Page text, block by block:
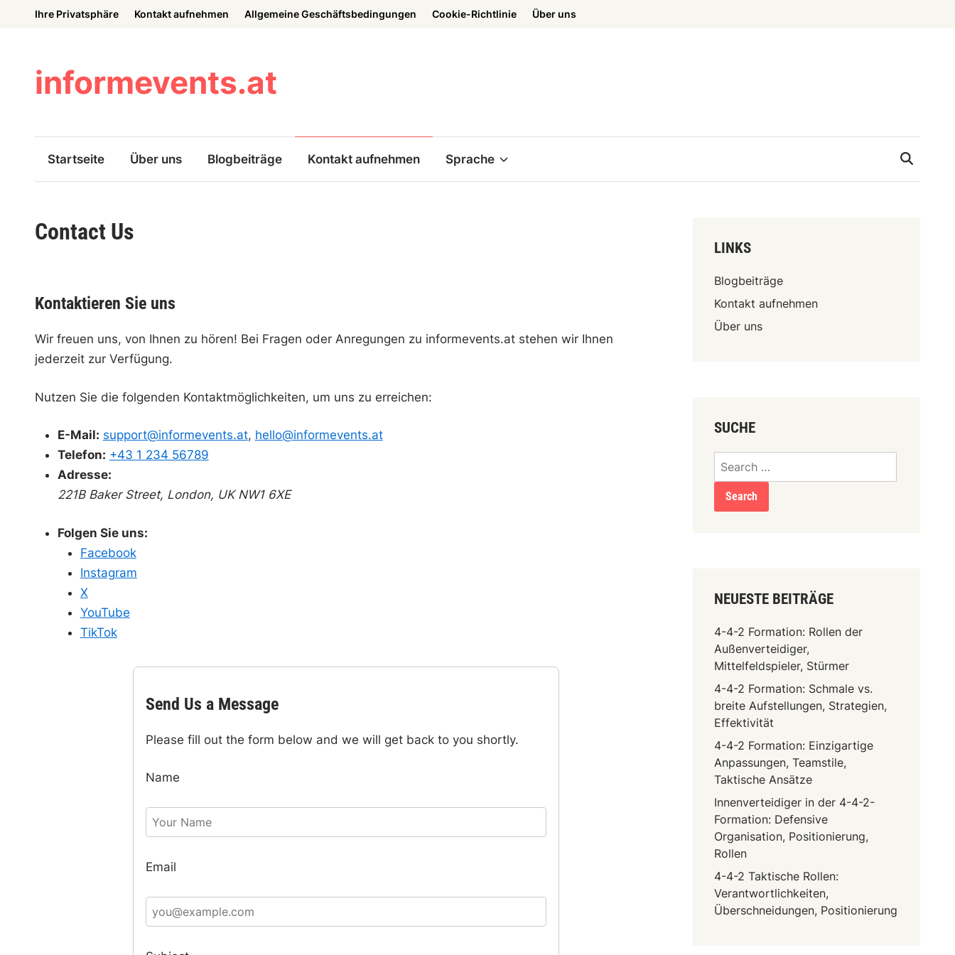
Ihre Privatsphäre Kontakt aufnehmen Allgemeine Geschäftsbedingungen Cookie-Richtlinie Über uns
informevents.at
Startseite Über uns Blogbeiträge Kontakt aufnehmen Sprache
Contact Us
Kontaktieren Sie uns
Wir freuen uns, von Ihnen zu hören! Bei Fragen oder Anregungen zu informevents.at stehen wir Ihnen
jederzeit zur Verfügung.
Nutzen Sie die folgenden Kontaktmöglichkeiten, um uns zu erreichen:
E-Mail: support@informevents.at, hello@informevents.at
Telefon: +43 1 234 56789
Adresse:
221B Baker Street, London, UK NW1 6XE
Folgen Sie uns:
Facebook
Instagram
X
YouTube
TikTok
Send Us a Message
Please fill out the form below and we will get back to you shortly.
Name
Email
LINKS
Blogbeiträge
Kontakt aufnehmen
Über uns
SUCHE
Search
NEUESTE BEITRÄGE
4-4-2 Formation: Rollen der
Außenverteidiger,
Mittelfeldspieler, Stürmer
4-4-2 Formation: Schmale vs.
breite Aufstellungen, Strategien,
Effektivität
4-4-2 Formation: Einzigartige
Anpassungen, Teamstile,
Taktische Ansätze
Innenverteidiger in der 4-4-2-
Formation: Defensive
Organisation, Positionierung,
Rollen
4-4-2 Taktische Rollen:
Verantwortlichkeiten,
Überschneidungen, Positionierung